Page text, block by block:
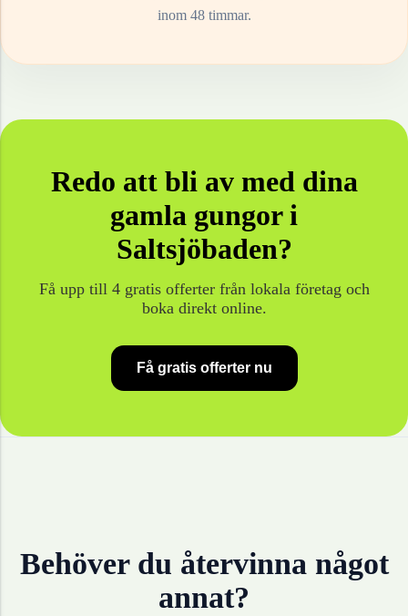
inom 48 timmar.
Redo att bli av med dina
gamla gungori
Saltsjöbaden?
Få upp till 4 gratis offerter från lokala företag och
boka direkt online.
Få gratis offerter nu
Behöver du återvinna något
annat?